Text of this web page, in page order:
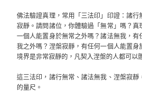
佛法驗證真理，常用「三法印」印證：諸
寂靜。請問諸位，你體驗過「無常」嗎？
一個人能置身於無常之外嗎？諸法無我，
我之外嗎？涅槃寂靜，有任何一個人能置身
境界是非常寂靜的，凡契入涅槃的人都可以
這三法印，諸行無常、諸法無我、涅槃寂靜
的量尺。